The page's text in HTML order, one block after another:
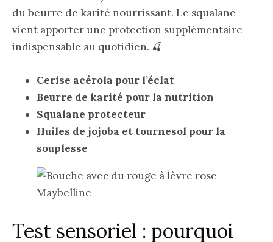
du beurre de karité nourrissant. Le squalane
vient apporter une protection supplémentaire
indispensable au quotidien. 🍒
Cerise acérola pour l’éclat
Beurre de karité pour la nutrition
Squalane protecteur
Huiles de jojoba et tournesol pour la
souplesse
Test sensoriel : pourquoi